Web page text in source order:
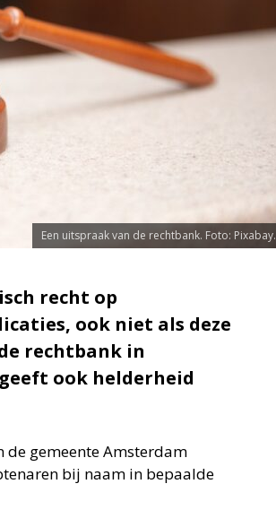
Een uitspraak van de rechtbank. Foto: Pixabay.
recht op
ook niet als deze
rechtbank in
ook helderheid
de gemeente Amsterdam
bij naam in bepaalde